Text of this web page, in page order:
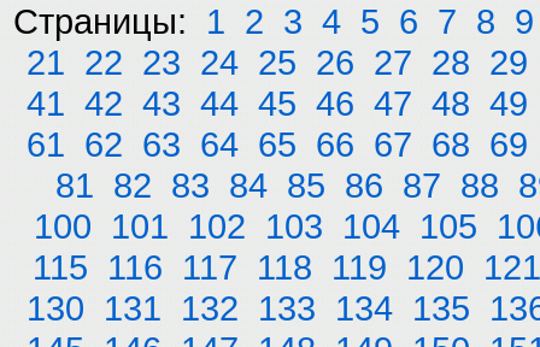
Страницы: 1 2 3 4 5 6 7 8 9
21 22 23 24 25 26 27 28 29
41 42 43 44 45 46 47 48 49
61 62 63 64 65 66 67 68 69
81 82 83 84 85 86 87 88
100 101 102 103 104 105
115 116 117 118 119 120 121
130 131 132 133 134 135